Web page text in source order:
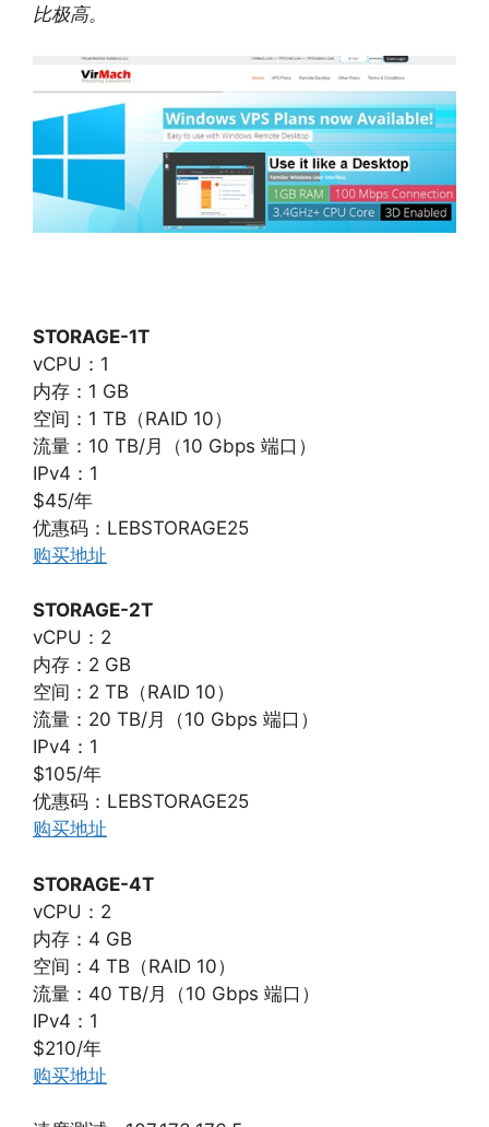
比极高。
STORAGE-1T
vCPU：1
内存：1 GB
空间：1 TB（RAID 10）
流量：10 TB/月（10 Gbps 端口）
IPv4：1
$45/年
优惠码：LEBSTORAGE25
购买地址
STORAGE-2T
vCPU：2
内存：2 GB
空间：2 TB（RAID 10）
流量：20 TB/月（10 Gbps 端口）
IPv4：1
$105/年
优惠码：LEBSTORAGE25
购买地址
STORAGE-4T
vCPU：2
内存：4 GB
空间：4 TB（RAID 10）
流量：40 TB/月（10 Gbps 端口）
IPv4：1
$210/年
购买地址